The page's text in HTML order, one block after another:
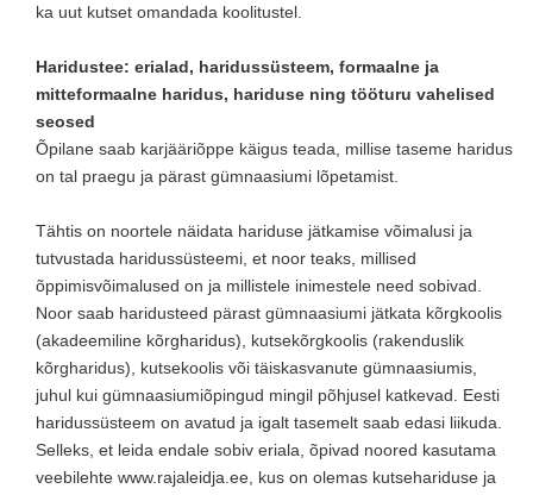
ka uut kutset omandada koolitustel.
Haridustee: erialad, haridussüsteem, formaalne ja
mitteformaalne haridus, hariduse ning tööturu vahelised
seosed
Õpilane saab karjääriõppe käigus teada, millise taseme haridus
on tal praegu ja pärast gümnaasiumi lõpetamist.
Tähtis on noortele näidata hariduse jätkamise võimalusi ja
tutvustada haridussüsteemi, et noor teaks, millised
õppimisvõimalused on ja millistele inimestele need sobivad.
Noor saab haridusteed pärast gümnaasiumi jätkata kõrgkoolis
(akadeemiline kõrgharidus), kutsekõrgkoolis (rakenduslik
kõrgharidus), kutsekoolis või täiskasvanute gümnaasiumis,
juhul kui gümnaasiumiõpingud mingil põhjusel katkevad. Eesti
haridussüsteem on avatud ja igalt tasemelt saab edasi liikuda.
Selleks, et leida endale sobiv eriala, õpivad noored kasutama
veebilehte www.rajaleidja.ee, kus on olemas kutsehariduse ja